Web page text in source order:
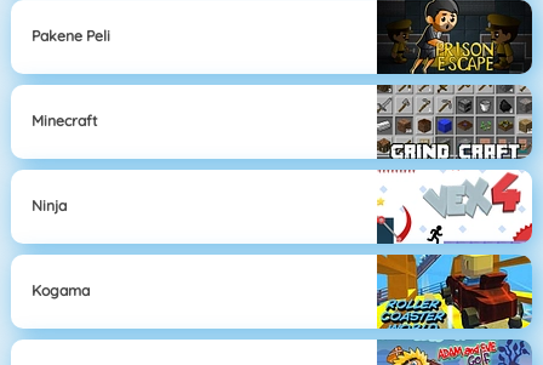
Pakene Peli
Minecraft
Ninja
Kogama